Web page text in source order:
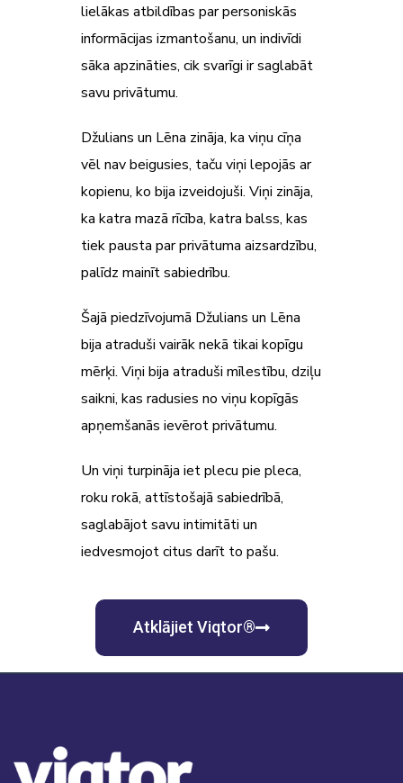
lielākas atbildības par personiskās
informācijas izmantošanu, un indivīdi
sāka apzināties, cik svarīgi ir saglabāt
savu privātumu.
Džulians un Lēna zināja, ka viņu cīņa
vēl nav beigusies, taču viņi lepojās ar
kopienu, ko bija izveidojuši. Viņi zināja,
ka katra mazā rīcība, katra balss, kas
tiek pausta par privātuma aizsardzību,
palīdz mainīt sabiedrību.
Šajā piedzīvojumā Džulians un Lēna
bija atraduši vairāk nekā tikai kopīgu
mērķi. Viņi bija atraduši mīlestību, dziļu
saikni, kas radusies no viņu kopīgās
apņemšanās ievērot privātumu.
Un viņi turpināja iet plecu pie pleca,
roku rokā, attīstošajā sabiedrībā,
saglabājot savu intimitāti un
iedvesmojot citus darīt to pašu.
Atklājiet Viqtor®